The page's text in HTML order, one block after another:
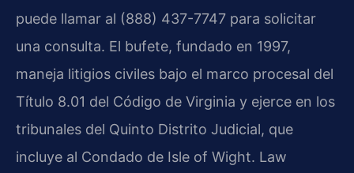
puede llamar al (888) 437-7747 para solicitar
una consulta. El bufete, fundado en 1997,
maneja litigios civiles bajo el marco procesal del
Título 8.01 del Código de Virginia y ejerce en los
tribunales del Quinto Distrito Judicial, que
incluye al Condado de Isle of Wight. Law